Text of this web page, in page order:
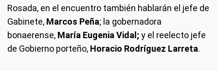
Rosada, en el encuentro también hablarán el jefe de
Gabinete, Marcos Peña; la gobernadora
bonaerense, María Eugenia Vidal; y el reelecto jefe
de Gobierno porteño, Horacio Rodríguez Larreta.